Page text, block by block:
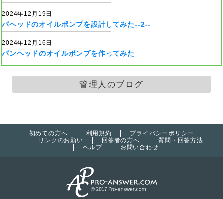
2024年12月19日
パヘッドのオイルポンプを設計してみた--2--
2024年12月16日
パンヘッドのオイルポンプを作ってみた
管理人のブログ
初めての方へ 利用規約
プライバシーポリシー
リンクのお願い
回答者の方へ
質問・回答方法
ヘルプ
お問い合わせ